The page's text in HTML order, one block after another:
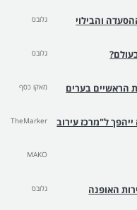
והבילוי
גלובס
גלובס
הראשיים בערים
מאקו כסף
ל"מרכז עירוב
TheMarker
MAKO
במכירות האופנה
גלובס